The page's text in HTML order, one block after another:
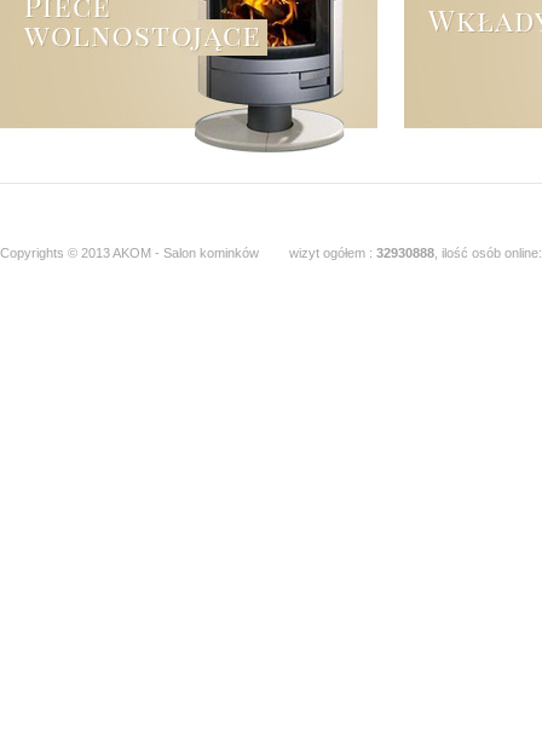
Copyrights © 2013 AKOM - Salon kominków wizyt ogółem : 32930888 , ilość osób